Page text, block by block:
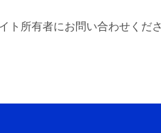
ト所有者にお問い合わせくださ